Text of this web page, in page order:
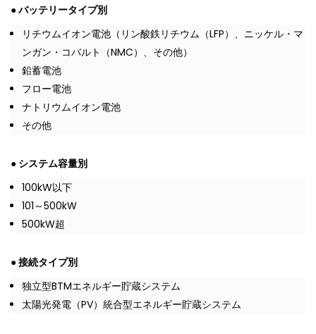
● バッテリータイプ別
リチウムイオン電池（リン酸鉄リチウム（LFP）、ニッケル・マ
ンガン・コバルト（NMC）、その他）
鉛蓄電池
フロー電池
ナトリウムイオン電池
その他
● システム容量別
100kW以下
101～500kW
500kW超
● 接続タイプ別
独立型BTMエネルギー貯蔵システム
太陽光発電（PV）統合型エネルギー貯蔵システム